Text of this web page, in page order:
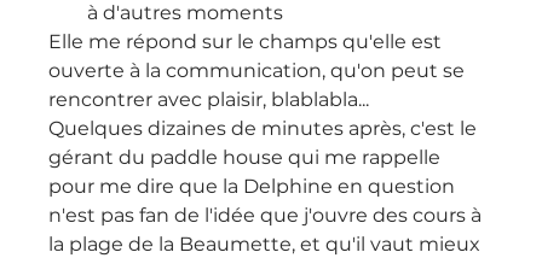
à d'autres moments
Elle me répond sur le champs qu'elle est
ouverte à la communication, qu'on peut se
rencontrer avec plaisir, blablabla...
Quelques dizaines de minutes après, c'est le
gérant du paddle house qui me rappelle
pour me dire que la Delphine en question
n'est pas fan de l'idée que j'ouvre des cours à
la plage de la Beaumette, et qu'il vaut mieux